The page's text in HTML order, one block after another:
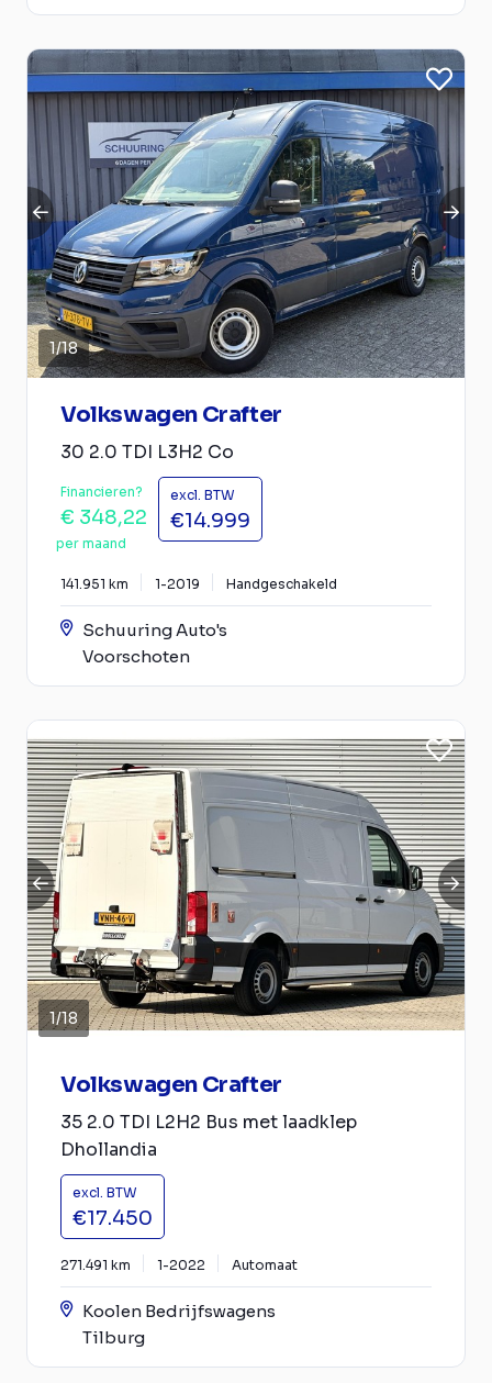
1/18
Volkswagen Crafter
30 2.0 TDI L3H2 Co
Financieren?
€ 348,22
per maand
excl. BTW
€14.999
141.951 km 1-2019 Handgeschakeld
Schuuring Auto's
Voorschoten
1/18
Volkswagen Crafter
35 2.0 TDI L2H2 Bus met laadklep
Dhollandia
excl. BTW
€17.450
271.491 km 1-2022 Automaat
Koolen Bedrijfswagens
Tilburg